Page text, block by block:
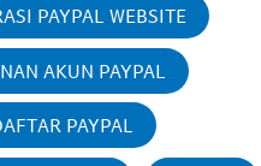
PAYPAL WEBSITE
AKUN PAYPAL
PAYPAL